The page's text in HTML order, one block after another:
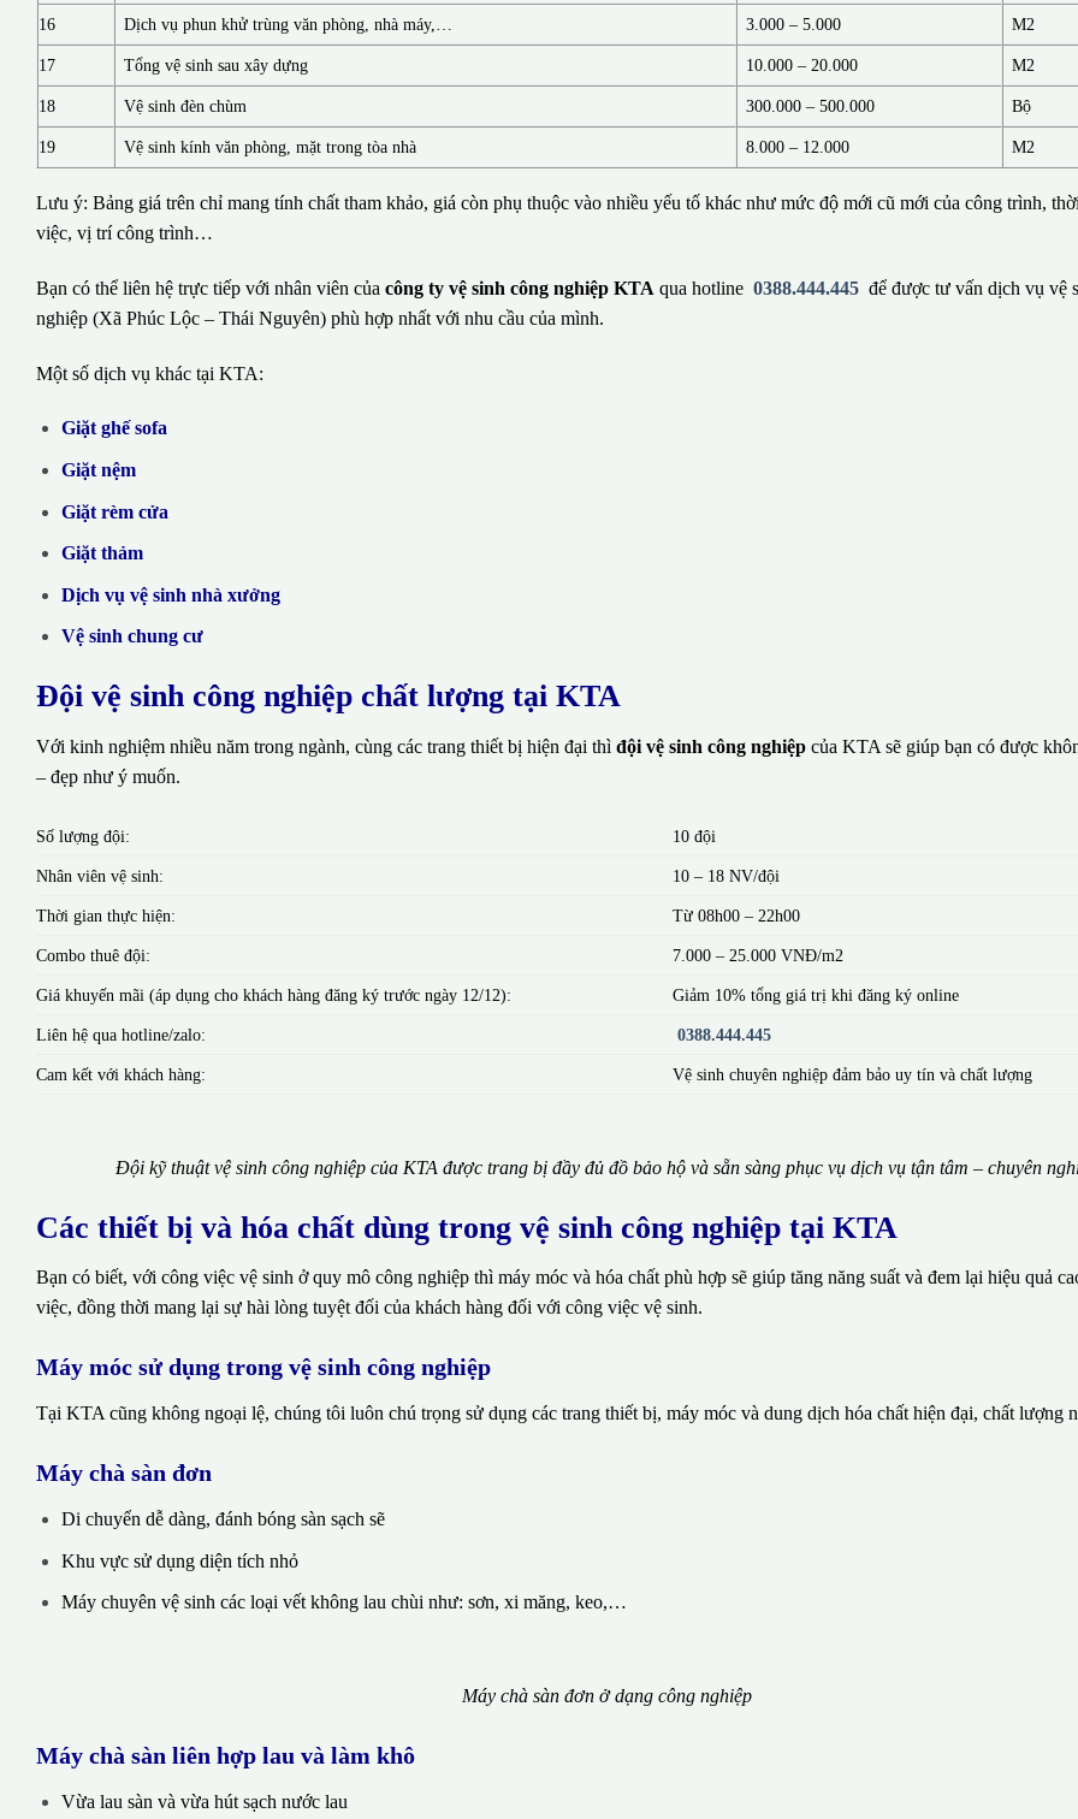
16 Dịch vụ phun khử trùng văn phòng, nhà máy,… 3.000 – 5.000 M2
17 Tổng vệ sinh sau xây dựng 10.000 – 20.000 M2
18 Vệ sinh đèn chùm 300.000 – 500.000 Bộ
19 Vệ sinh kính văn phòng, mặt trong tòa nhà 8.000 – 12.000 M2
Lưu ý: Bảng giá trên chỉ mang tính chất tham khảo, giá còn phụ thuộc vào nhiều yếu tố khác như mức độ mới cũ mới của công trình,
việc, vị trí công trình…
Bạn có thể liên hệ trực tiếp với nhân viên của công ty vệ sinh công nghiệp KTA qua hotline 0388.444.445 để được tư vấn dịch vụ vệ
nghiệp (Xã Phúc Lộc – Thái Nguyên) phù hợp nhất với nhu cầu của mình.
Một số dịch vụ khác tại KTA:
Giặt ghế sofa
Giặt nệm
Giặt rèm cửa
Giặt thảm
Dịch vụ vệ sinh nhà xưởng
Vệ sinh chung cư
Đội vệ sinh công nghiệp chất lượng tại KTA
Với kinh nghiệm nhiều năm trong ngành, cùng các trang thiết bị hiện đại thì đội vệ sinh công nghiệp của KTA sẽ giúp bạn có được
– đẹp như ý muốn.
Số lượng đội: 10 đội
Nhân viên vệ sinh: 10 – 18 NV/đội
Thời gian thực hiện: Từ 08h00 – 22h00
Combo thuê đội: 7.000 – 25.000 VNĐ/m2
Giá khuyến mãi (áp dụng cho khách hàng đăng ký trước ngày 12/12): Giảm 10% tổng giá trị khi đăng ký online
Liên hệ qua hotline/zalo: 0388.444.445
Cam kết với khách hàng: Vệ sinh chuyên nghiệp đảm bảo uy tín và chất lượng
Đội kỹ thuật vệ sinh công nghiệp của KTA được trang bị đầy đủ đồ bảo hộ và sẵn sàng phục vụ dịch vụ tận tâm – chuyên
Các thiết bị và hóa chất dùng trong vệ sinh công nghiệp tại KTA
Bạn có biết, với công việc vệ sinh ở quy mô công nghiệp thì máy móc và hóa chất phù hợp sẽ giúp tăng năng suất và đem lại hiệu quả
việc, đồng thời mang lại sự hài lòng tuyệt đối của khách hàng đối với công việc vệ sinh.
Máy móc sử dụng trong vệ sinh công nghiệp
Tại KTA cũng không ngoại lệ, chúng tôi luôn chú trọng sử dụng các trang thiết bị, máy móc và dung dịch hóa chất hiện đại, chất lượng
Máy chà sàn đơn
Di chuyển dễ dàng, đánh bóng sàn sạch sẽ
Khu vực sử dụng diện tích nhỏ
Máy chuyên vệ sinh các loại vết không lau chùi như: sơn, xi măng, keo,…
Máy chà sàn đơn ở dạng công nghiệp
Máy chà sàn liên hợp lau và làm khô
Vừa lau sàn và vừa hút sạch nước lau